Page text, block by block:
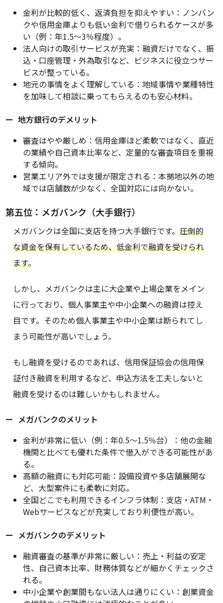
金利が比較的低く、返済負担を抑えやすい：ノンバン
クや信用金庫よりも低い金利で借りられるケースが多
い（例：年1.5〜3％程度）。
法人向けの取引サービスが充実：融資だけでなく、振
込・口座管理・外為取引など、ビジネスに役立つサー
ビスが整っている。
地元の事情をよく理解している：地域事情や業種特性
を加味して相談に乗ってもらえるのも安心材料。
地方銀行のデメリット
審査はやや厳しめ：信用金庫ほど柔軟ではなく、直近
の業績や自己資本比率など、定量的な審査項目を重視
する傾向。
営業エリア外では支援が限定される：本拠地以外の地
域では店舗数が少なく、全国対応には向かない。
第五位：メガバンク（大手銀行）
メガバンクは全国に支店を持つ大手銀行です。圧倒的
な資金を保有しているため、低金利で融資を受けられ
ます。
しかし、メガバンクは主に大企業や上場企業をメイン
に行っており、個人事業主や中小企業への融資は控え
目です。そのため個人事業主や中小企業は断られてし
まう可能性が高いでしょう。
もし融資を受けるのであれば、信用保証協会の信用保
証付き融資を利用するなど、申込方法を工夫しないと
融資を受けるのは難しいかもしれません。
メガバンクのメリット
金利が非常に低い（例：年0.5〜1.5％台）：他の金融
機関と比べても優れた条件で借入ができる可能性があ
る。
高額の融資にも対応可能：設備投資や多店舗展開な
ど、大型案件にも柔軟に対応。
全国どこでも利用できるインフラ体制：支店・ATM・
Webサービスなどが充実しており利便性が高い。
メガバンクのデメリット
融資審査の基準が非常に厳しい：売上・利益の安定
性、自己資本比率、財務体質などが細かくチェックさ
れる。
中小企業や創業間もない法人は通りにくい：創業資金